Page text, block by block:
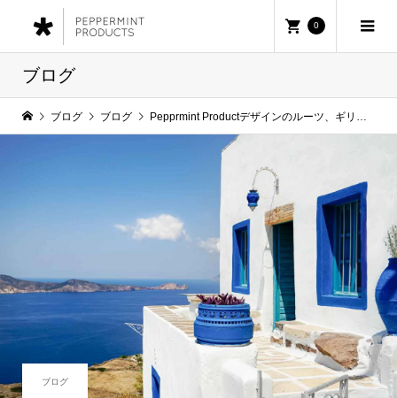
0
ブログ
ブログ ブログ Pepprmint Productデザインのルーツ、ギリシャ・ミロス島とは？
ブログ